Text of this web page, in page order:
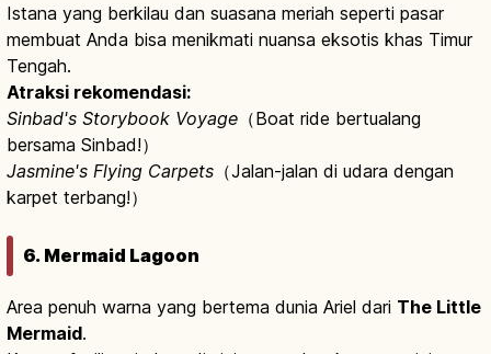
Istana yang berkilau dan suasana meriah seperti pasar
membuat Anda bisa menikmati nuansa eksotis khas Timur
Tengah.
Atraksi rekomendasi:
Sinbad's Storybook Voyage （Boat ride bertualang
bersama Sinbad!）
Jasmine's Flying Carpets （Jalan-jalan di udara dengan
karpet terbang!）
6. Mermaid Lagoon
Area penuh warna yang bertema dunia Ariel dari The Little
Mermaid.